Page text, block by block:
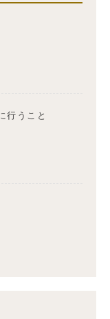
行うこと